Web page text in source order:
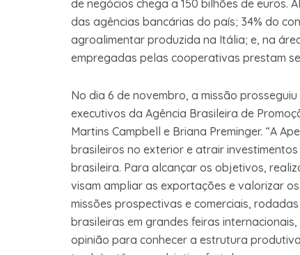
de negócios chega a 150 bilhões de euros.
das agências bancárias do país; 34% do
agroalimentar produzida na Itália; e, na
empregadas pelas cooperativas prestam
No dia 6 de novembro, a missão
executivos da Agência Brasileira de
Martins Campbell e Briana Preminger. “A
brasileiros no exterior e atrair
brasileira. Para alcançar os objetivos,
visam ampliar as exportações e valorizar
missões prospectivas e comerciais,
brasileiras em grandes feiras
opinião para conhecer a estrutura